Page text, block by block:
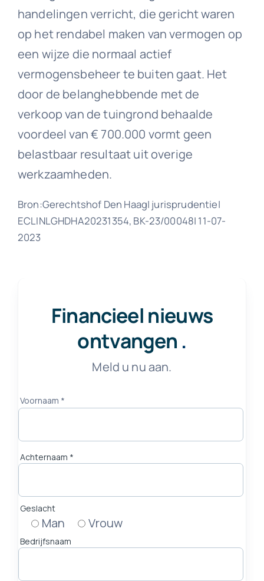
handelingen verricht, die gericht waren
op het rendabel maken van vermogen op
een wijze die normaal actief
vermogensbeheer te buiten gaat. Het
door de belanghebbende met de
verkoop van de tuingrond behaalde
voordeel van € 700.000 vormt geen
belastbaar resultaat uit overige
werkzaamheden.
Bron:Gerechtshof Den Haag| jurisprudentie|
ECLINLGHDHA20231354, BK-23/00048| 11-07-
2023
Financieel nieuws
ontvangen .
Meld u nu aan.